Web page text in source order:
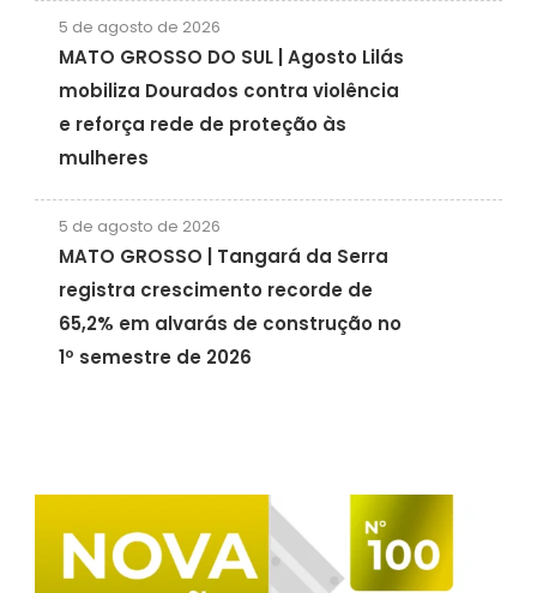
5 de agosto de 2026
MATO GROSSO DO SUL | Agosto Lilás
mobiliza Dourados contra violência
e reforça rede de proteção às
mulheres
5 de agosto de 2026
MATO GROSSO | Tangará da Serra
registra crescimento recorde de
65,2% em alvarás de construção no
1º semestre de 2026